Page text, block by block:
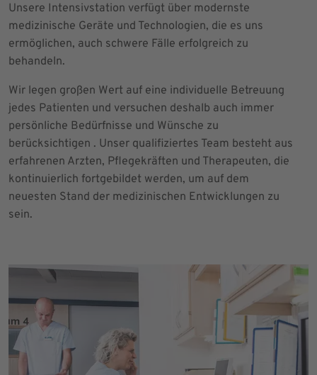
Unsere Intensivstation verfügt über modernste
medizinische Geräte und Technologien, die es uns
ermöglichen, auch schwere Fälle erfolgreich zu
behandeln.
Wir legen großen Wert auf eine individuelle Betreuung
jedes Patienten und versuchen deshalb auch immer
persönliche Bedürfnisse und Wünsche zu
berücksichtigen . Unser qualifiziertes Team besteht aus
erfahrenen Arzten, Pflegekräften und Therapeuten, die
kontinuierlich fortgebildet werden, um auf dem
neuesten Stand der medizinischen Entwicklungen zu
sein.